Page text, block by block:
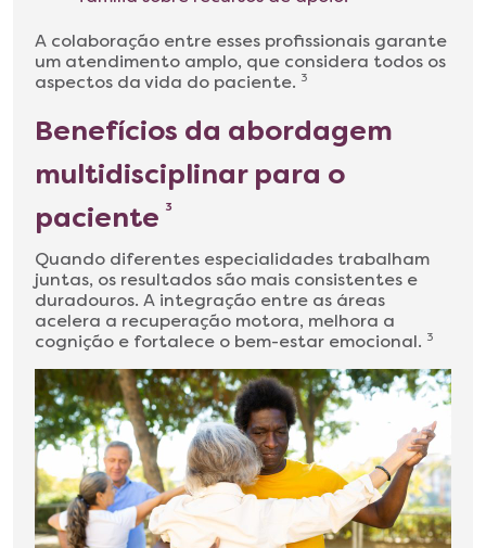
A colaboração entre esses profissionais garante
um atendimento amplo, que considera todos os
aspectos da vida do paciente. 3
Benefícios da abordagem
multidisciplinar para o
paciente 3
Quando diferentes especialidades trabalham
juntas, os resultados são mais consistentes e
duradouros. A integração entre as áreas
acelera a recuperação motora, melhora a
cognição e fortalece o bem-estar emocional. 3